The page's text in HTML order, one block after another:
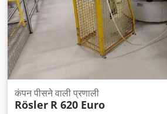
कंपन पीसने वाली प्रणाली
Rösler R 620 Euro